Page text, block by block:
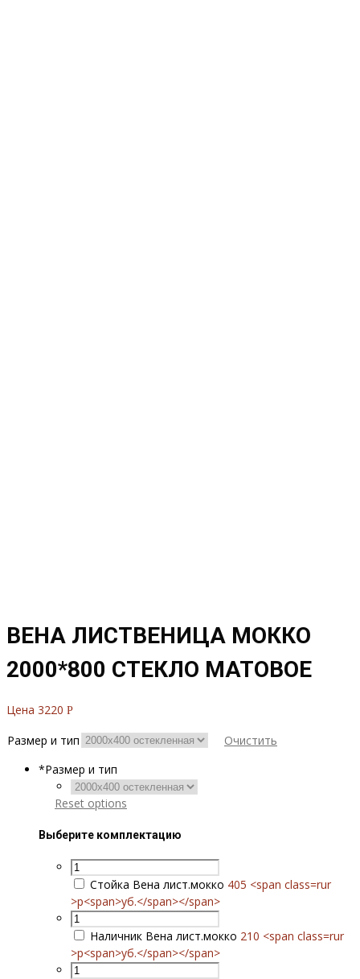
ВЕНА ЛИСТВЕНИЦА МОККО
2000*800 СТЕКЛО МАТОВОЕ
Цена 3220 Р
Размер и тип
Очистить
*Размер и тип
Reset options
Выберите комплектацию
Стойка Вена лист.мокко 405 <span class=rur
>р<span>уб.</span></span>
Наличник Вена лист.мокко 210 <span class=rur
>р<span>уб.</span></span>